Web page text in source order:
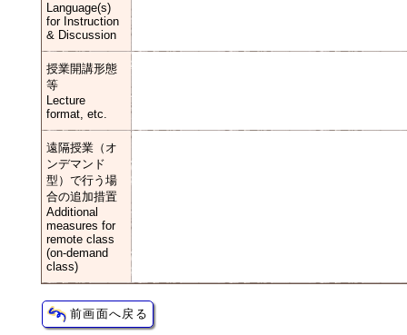
Language(s)
for Instruction
& Discussion
授業開講形態
等
Lecture
format, etc.
遠隔授業（オ
ンデマンド
型）で行う場
合の追加措置
Additional
measures for
remote class
(on-demand
class)